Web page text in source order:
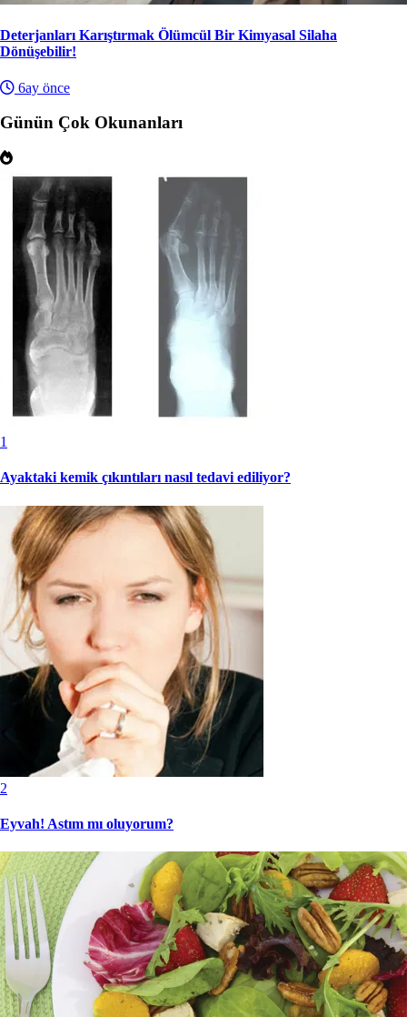
Deterjanları Karıştırmak Ölümcül Bir Kimyasal Silaha
Dönüşebilir!
6ay önce
Günün Çok Okunanları
1
Ayaktaki kemik çıkıntıları nasıl tedavi ediliyor?
2
Eyvah! Astım mı oluyorum?